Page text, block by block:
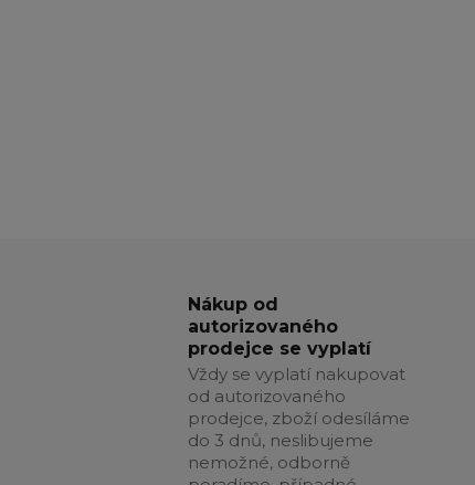
Nákup od
autorizovaného
prodejce se vyplatí
Vždy se vyplatí nakupovat
od autorizovaného
prodejce, zboží odesíláme
do 3 dnů, neslibujeme
nemožné, odborně